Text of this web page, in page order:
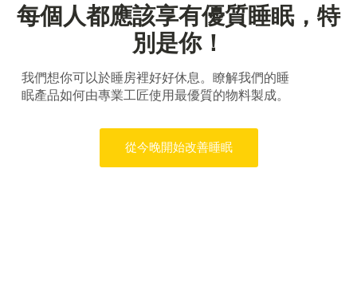
每個人都應該享有優質睡眠，特
別是你！
我們想你可以於睡房裡好好休息。瞭解我們的睡
眠產品如何由專業工匠使用最優質的物料製成。
從今晚開始改善睡眠